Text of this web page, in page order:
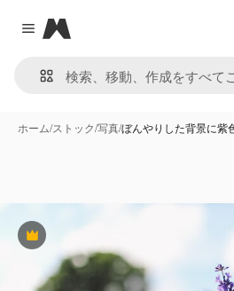
Close menu
Magnific
ホーム/ストック/写真/ぼんやりした背景に
Premium